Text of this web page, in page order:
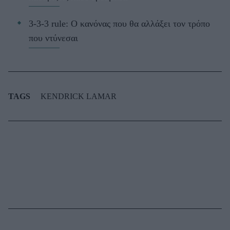
3-3-3 rule: Ο κανόνας που θα αλλάξει τον τρόπο
που ντύνεσαι
TAGS KENDRICK LAMAR